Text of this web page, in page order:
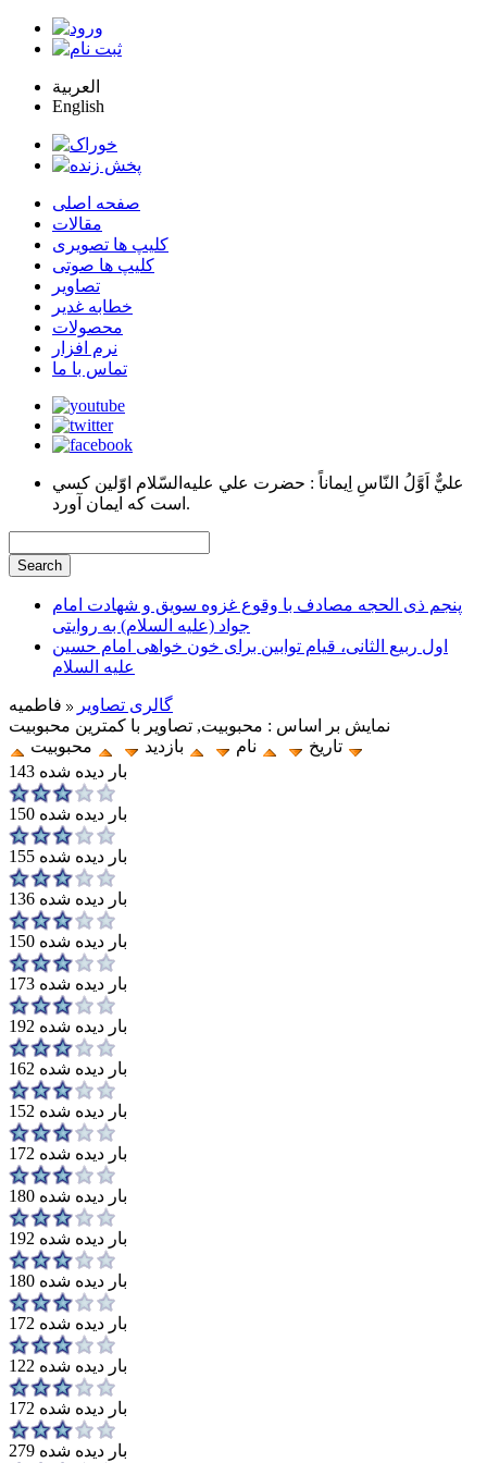
العربية
English
صفحه اصلی
مقالات
کلیپ ها تصویری
کلیپ ها صوتی
تصاویر
خطابه غدیر
محصولات
نرم افزار
تماس با ما
عليٌّ اَوَّلُ النّاسِ اِيماناً : حضرت علي عليه‌السّلام اوّلين كسي
است كه ايمان آورد.
پنجم ذی الحجه مصادف با وقوع غزوه سویق و شهادت امام
جواد (علیه السلام) به روایتی
اول ربیع الثانی، قیام توابین برای خون خواهی امام حسین
علیه السلام
گالری تصاویر
فاطميه
نمایش بر اساس : محبوبیت, تصاویر با کمترین محبوبیت
تاریخ
نام بازدید
محبوبیت
143 بار دیده شده
150 بار دیده شده
155 بار دیده شده
136 بار دیده شده
150 بار دیده شده
173 بار دیده شده
192 بار دیده شده
162 بار دیده شده
152 بار دیده شده
172 بار دیده شده
180 بار دیده شده
192 بار دیده شده
180 بار دیده شده
172 بار دیده شده
122 بار دیده شده
172 بار دیده شده
279 بار دیده شده